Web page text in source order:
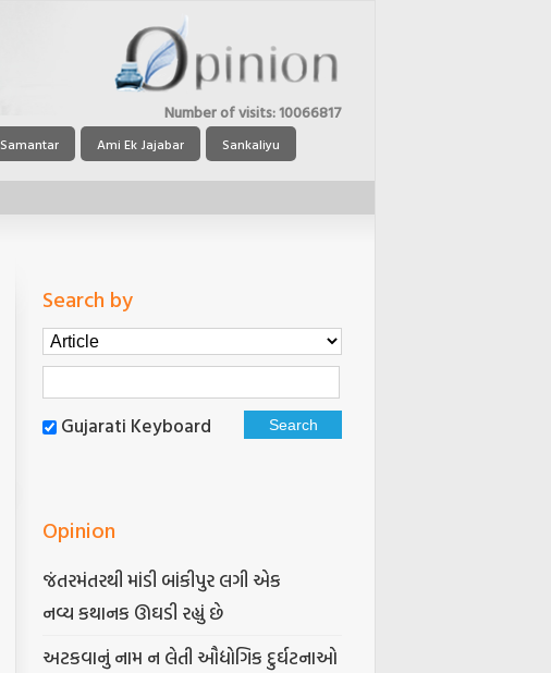
Number of visits:10066817
Samantar Ami Ek Jajabar Sankaliyu
Search by
Gujarati Keyboard
Opinion
જંતરમંતરથી માંડી બાંકીપુર લગી એક
નવ્ય કથાનક ઊઘડી રહ્યું છે
અટકવાનું નામ ન લેતી ઔદ્યોગિક દુર્ઘટનાઓ